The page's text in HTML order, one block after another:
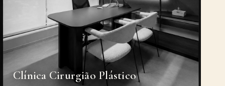
Clínica Cirurgião Plástico